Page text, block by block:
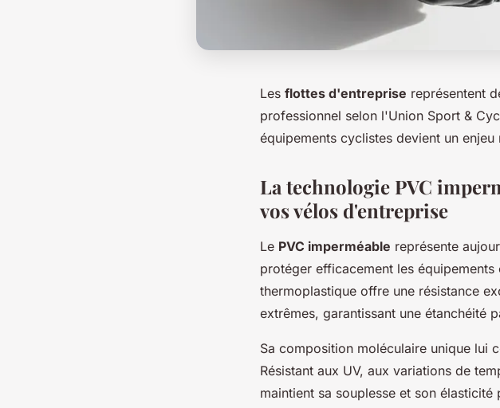
Les flottes d'entreprise représentent
professionnel selon l'Union Sport &
équipements cyclistes devient un
La technologie PVC
vos vélos d'entreprise
Le PVC imperméable représente
protéger efficacement les
thermoplastique offre une résistance
extrêmes, garantissant une étanchéité
Sa composition moléculaire unique lui
Résistant aux UV, aux variations de
maintient sa souplesse et son